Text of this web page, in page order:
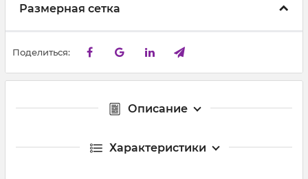
Размерная сетка
Поделиться:
Описание
Характеристики